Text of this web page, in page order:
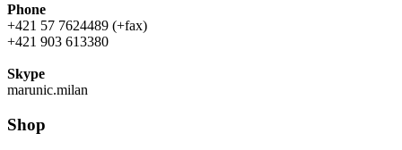
Phone
+421 57 7624489 (+fax)
+421 903 613380
Skype
marunic.milan
Shop